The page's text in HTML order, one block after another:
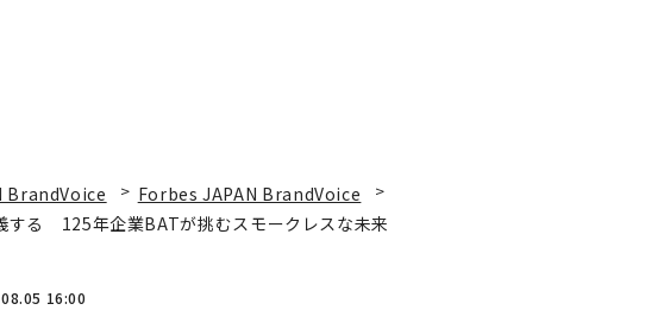
BrandVoice
Forbes JAPAN BrandVoice
する 125年企業BATが挑むスモークレスな未来
16:00